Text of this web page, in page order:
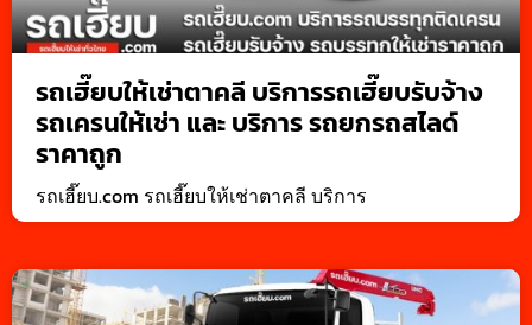
รถเฮี๊ยบให้เช่าตาคลี บริการรถเฮี๊ยบรับจ้าง
รถเครนให้เช่า และ บริการ รถยกรถสไลด์
ราคาถูก
รถเฮี๊ยบ.com รถเฮี๊ยบให้เช่าตาคลี บริการ